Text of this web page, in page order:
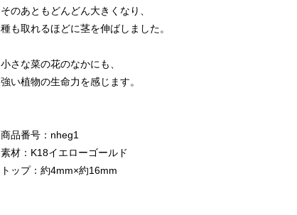
そのあともどんどん大きくなり、
種も取れるほどに茎を伸ばしました。
小さな菜の花のなかにも、
強い植物の生命力を感じます。
商品番号：nheg1
素材：K18イエローゴールド
トップ：約4mm×約16mm